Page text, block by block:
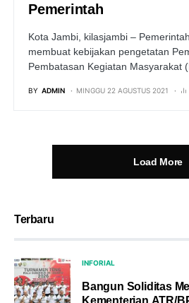
Pemerintah
Kota Jambi, kilasjambi –
membuat kebijakan pengetatan
Pembatasan Kegiatan Masyarakat
BY ADMIN MINGGU 22 AGUSTUS 2021
Load More
Terbaru
INFORIAL
Bangun Soliditas
Kementerian ATR/